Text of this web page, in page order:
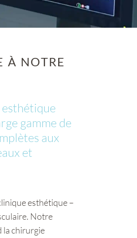
À NOTRE
gamme de
aux
et
esthétique –
Notre
la chirurgie